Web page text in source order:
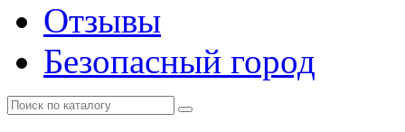
Отзывы
Безопасный город